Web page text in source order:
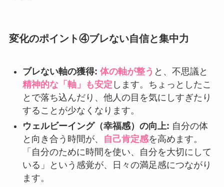
変化のポイント④ブレない自信と集中力
ブレない軸の獲得: 体の軸が整う と、不思議と
精神的な「軸」も安定 します。ちょっとしたこ
とで落ち込んだり、他人の目を気にしすぎたり
することが少なくなります。
ウェルビーイング（幸福感）の向上: 自分の体
と向き合う時間が、
自己肯定感を高めます。
「自分のために時間を使い、自分を大切にして
いる」という感覚が、日々の満足感につながり
ます。